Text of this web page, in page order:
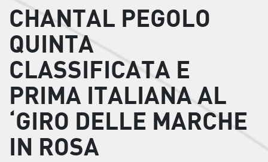
CHANTAL PEGOLO
QUINTA
CLASSIFICATA E
PRIMA ITALIANA AL
‘GIRO DELLE MARCHE
IN ROSA